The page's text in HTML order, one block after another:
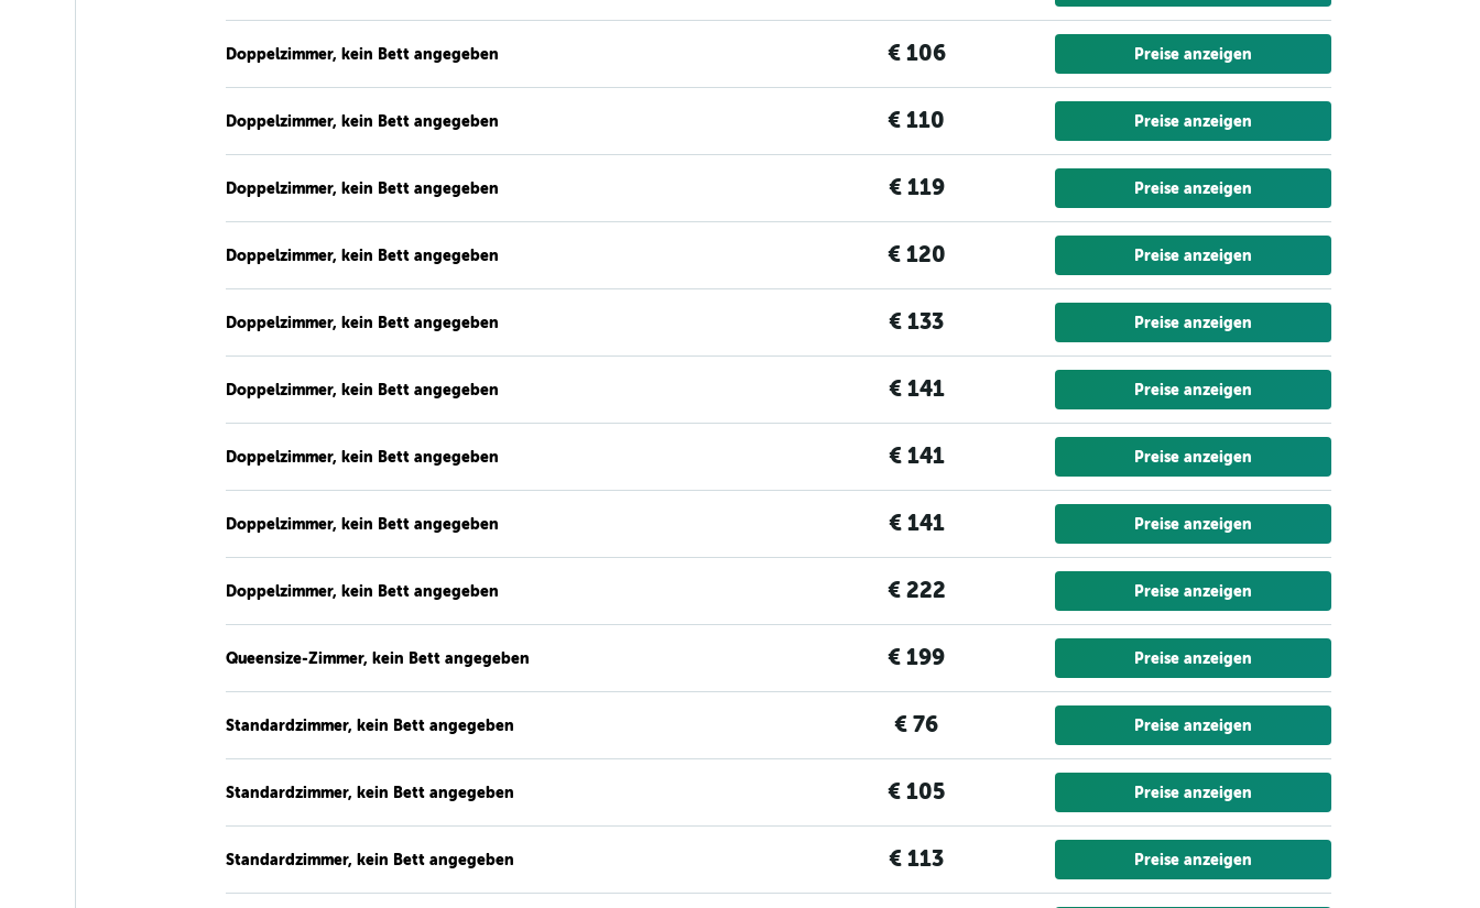
Doppelzimmer, kein Bett angegeben € 106 Preise anzeigen
Doppelzimmer, kein Bett angegeben € 110 Preise anzeigen
Doppelzimmer, kein Bett angegeben € 119 Preise anzeigen
Doppelzimmer, kein Bett angegeben € 120 Preise anzeigen
Doppelzimmer, kein Bett angegeben € 133 Preise anzeigen
Doppelzimmer, kein Bett angegeben € 141 Preise anzeigen
Doppelzimmer, kein Bett angegeben € 141 Preise anzeigen
Doppelzimmer, kein Bett angegeben € 141 Preise anzeigen
Doppelzimmer, kein Bett angegeben € 222 Preise anzeigen
Queensize-Zimmer, kein Bett angegeben € 199 Preise anzeigen
Standardzimmer, kein Bett angegeben € 76 Preise anzeigen
Standardzimmer, kein Bett angegeben € 105 Preise anzeigen
Standardzimmer, kein Bett angegeben € 113 Preise anzeigen